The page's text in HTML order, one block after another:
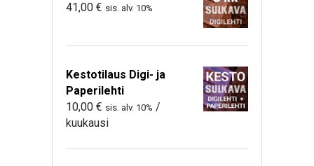
41,00 € sis. alv. 10%
Kestotilaus Digi- ja
Paperilehti
10,00 € sis. alv. 10% /
kuukausi